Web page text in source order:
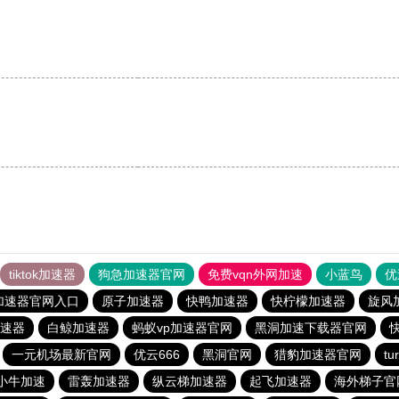
tiktok加速器 狗急加速器官网 免费vqn外网加速 小蓝鸟
速器官网入口 原子加速器 快鸭加速器 快柠檬加速器 旋风
器 白鲸加速器 蚂蚁vp加速器官网 黑洞加速下载器官网
一元机场最新官网 优云666 黑洞官网 猎豹加速器官网
牛加速 雷轰加速器 纵云梯加速器 起飞加速器 海外梯子官